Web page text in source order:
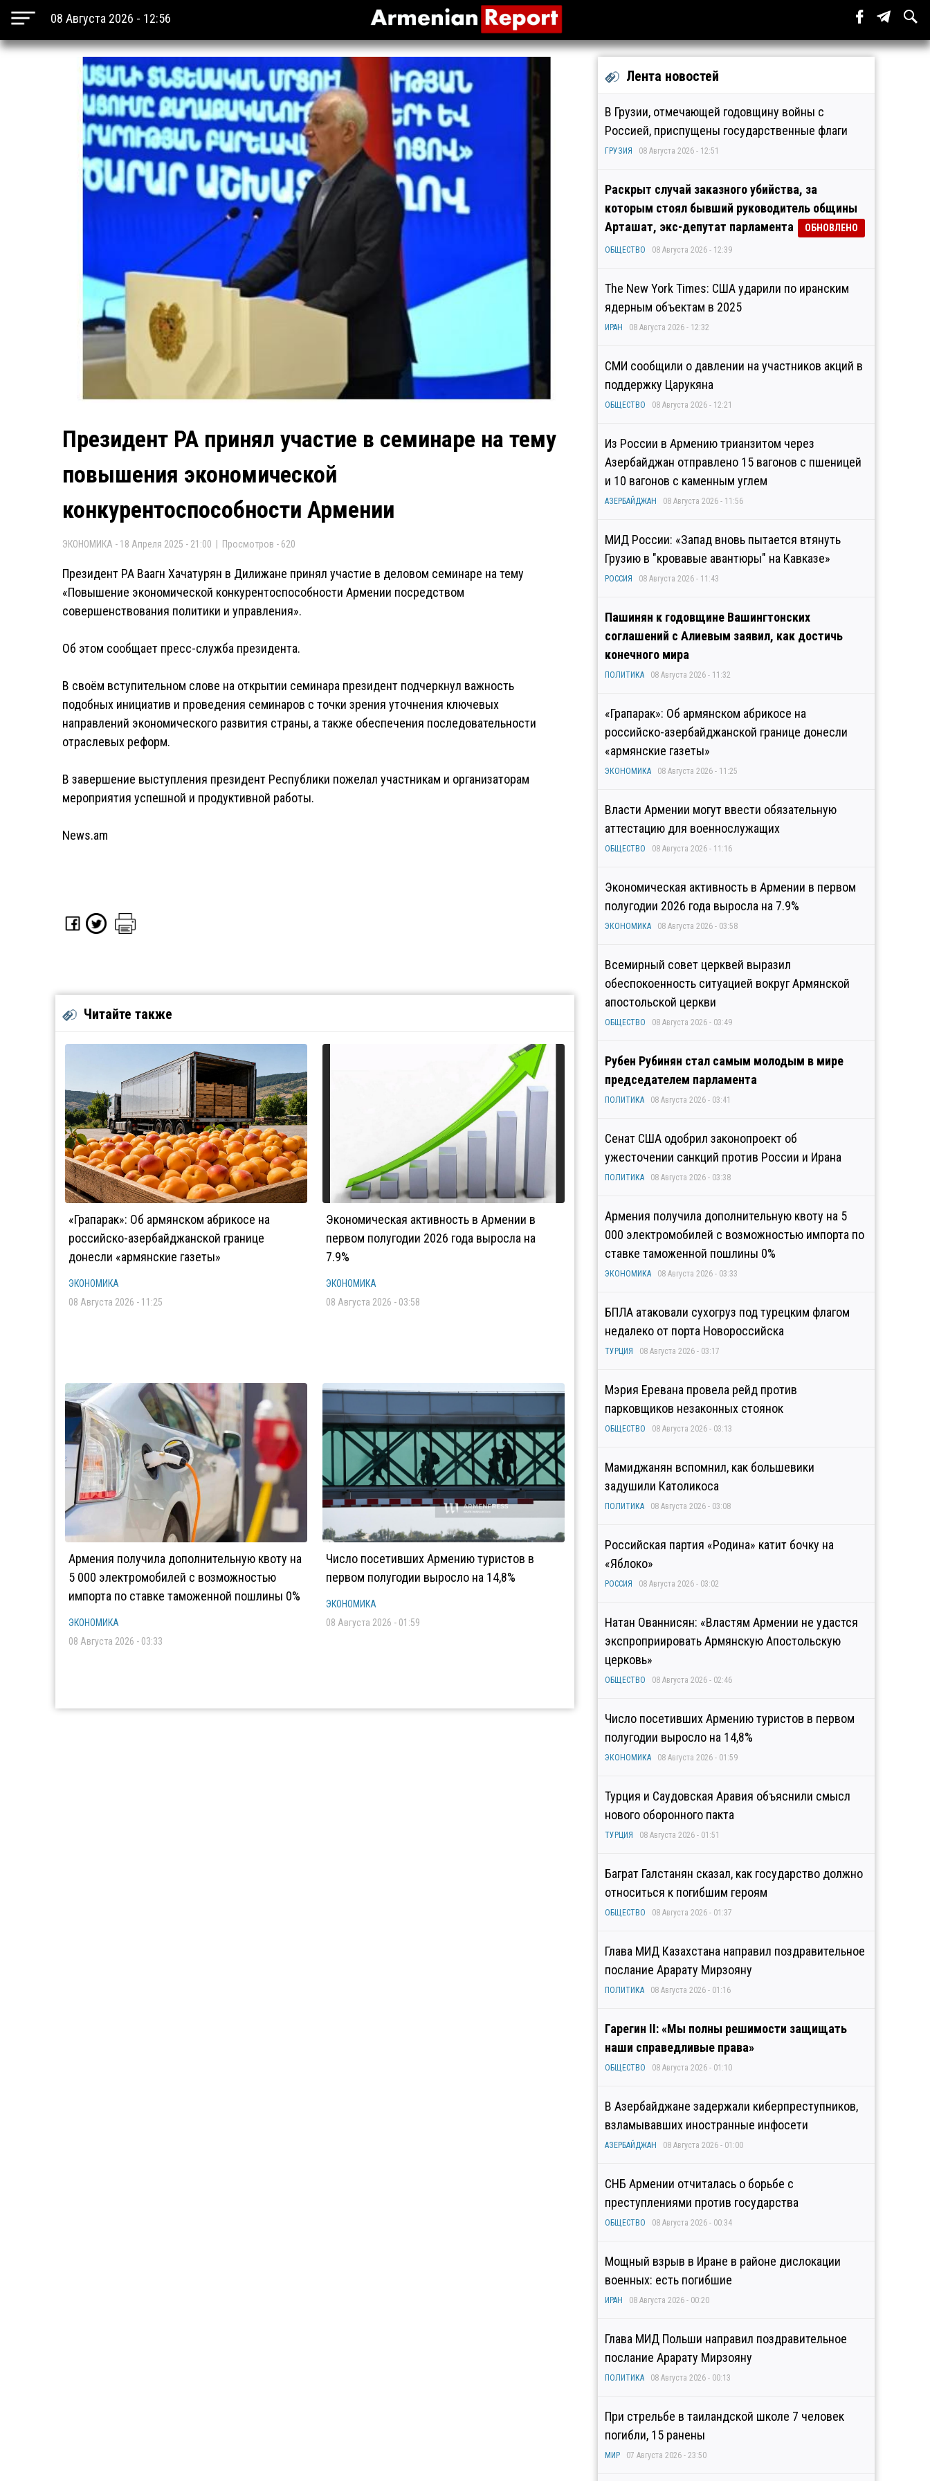
08 Августа 2026 - 12:56
Президент РА принял участие в семинаре на тему
повышения экономической
конкурентоспособности Армении
ЭКОНОМИКА - 18 Апреля 2025 - 21:00 | Просмотров - 620
Президент РА Ваагн Хачатурян в Дилижане принял участие в деловом семинаре на тему
«Повышение экономической конкурентоспособности Армении посредством
совершенствования политики и управления».
Об этом сообщает пресс-служба президента.
В своём вступительном слове на открытии семинара президент подчеркнул важность
подобных инициатив и проведения семинаров с точки зрения уточнения ключевых
направлений экономического развития страны, а также обеспечения последовательности
отраслевых реформ.
В завершение выступления президент Республики пожелал участникам и организаторам
мероприятия успешной и продуктивной работы.
News.am
Читайте также
«Грапарак»: Об армянском абрикосе на
российско-азербайджанской границе
донесли «армянские газеты»
ЭКОНОМИКА
08 Августа 2026 - 11:25
Экономическая активность в Армении в
первом полугодии 2026 года выросла на
7.9%
ЭКОНОМИКА
08 Августа 2026 - 03:58
Армения получила дополнительную квоту на
5 000 электромобилей с возможностью
импорта по ставке таможенной пошлины 0%
ЭКОНОМИКА
08 Августа 2026 - 03:33
Число посетивших Армению туристов в
первом полугодии выросло на 14,8%
ЭКОНОМИКА
08 Августа 2026 - 01:59
Лента новостей
В Грузии, отмечающей годовщину войны с
Россией, приспущены государственные флаги
ГРУЗИЯ 08 Августа 2026 - 12:51
Раскрыт случай заказного убийства, за
которым стоял бывший руководитель общины
Арташат, экс-депутат парламента
ОБНОВЛЕНО
ОБЩЕСТВО 08 Августа 2026 - 12:39
The New York Times: США ударили по иранским
ядерным объектам в 2025
ИРАН 08 Августа 2026 - 12:32
СМИ сообщили о давлении на участников акций в
поддержку Царукяна
ОБЩЕСТВО 08 Августа 2026 - 12:21
Из России в Армению трианзитом через
Азербайджан отправлено 15 вагонов с пшеницей
и 10 вагонов с каменным углем
АЗЕРБАЙДЖАН 08 Августа 2026 - 11:56
МИД России: «Запад вновь пытается втянуть
Грузию в "кровавые авантюры" на Кавказе»
РОССИЯ 08 Августа 2026 - 11:43
Пашинян к годовщине Вашингтонских
соглашений с Алиевым заявил, как достичь
конечного мира
ПОЛИТИКА 08 Августа 2026 - 11:32
«Грапарак»: Об армянском абрикосе на
российско-азербайджанской границе донесли
«армянские газеты»
ЭКОНОМИКА 08 Августа 2026 - 11:25
Власти Армении могут ввести обязательную
аттестацию для военнослужащих
ОБЩЕСТВО 08 Августа 2026 - 11:16
Экономическая активность в Армении в первом
полугодии 2026 года выросла на 7.9%
ЭКОНОМИКА 08 Августа 2026 - 03:58
Всемирный совет церквей выразил
обеспокоенность ситуацией вокруг Армянской
апостольской церкви
ОБЩЕСТВО 08 Августа 2026 - 03:49
Рубен Рубинян стал самым молодым в мире
председателем парламента
ПОЛИТИКА 08 Августа 2026 - 03:41
Сенат США одобрил законопроект об
ужесточении санкций против России и Ирана
ПОЛИТИКА 08 Августа 2026 - 03:38
Армения получила дополнительную квоту на 5
000 электромобилей с возможностью импорта по
ставке таможенной пошлины 0%
ЭКОНОМИКА 08 Августа 2026 - 03:33
БПЛА атаковали сухогруз под турецким флагом
недалеко от порта Новороссийска
ТУРЦИЯ 08 Августа 2026 - 03:17
Мэрия Еревана провела рейд против
парковщиков незаконных стоянок
ОБЩЕСТВО 08 Августа 2026 - 03:13
Мамиджанян вспомнил, как большевики
задушили Католикоса
ПОЛИТИКА 08 Августа 2026 - 03:08
Российская партия «Родина» катит бочку на
«Яблоко»
РОССИЯ 08 Августа 2026 - 03:02
Натан Ованнисян: «Властям Армении не удастся
экспроприировать Армянскую Апостольскую
церковь»
ОБЩЕСТВО 08 Августа 2026 - 02:46
Число посетивших Армению туристов в первом
полугодии выросло на 14,8%
ЭКОНОМИКА 08 Августа 2026 - 01:59
Турция и Саудовская Аравия объяснили смысл
нового оборонного пакта
ТУРЦИЯ 08 Августа 2026 - 01:51
Баграт Галстанян сказал, как государство должно
относиться к погибшим героям
ОБЩЕСТВО 08 Августа 2026 - 01:37
Глава МИД Казахстана направил поздравительное
послание Арарату Мирзояну
ПОЛИТИКА 08 Августа 2026 - 01:16
Гарегин II: «Мы полны решимости защищать
наши справедливые права»
ОБЩЕСТВО 08 Августа 2026 - 01:10
В Азербайджане задержали киберпреступников,
взламывавших иностранные инфосети
АЗЕРБАЙДЖАН 08 Августа 2026 - 01:00
СНБ Армении отчиталась о борьбе с
преступлениями против государства
ОБЩЕСТВО 08 Августа 2026 - 00:34
Мощный взрыв в Иране в районе дислокации
военных: есть погибшие
ИРАН 08 Августа 2026 - 00:20
Глава МИД Польши направил поздравительное
послание Арарату Мирзояну
ПОЛИТИКА 08 Августа 2026 - 00:13
При стрельбе в таиландской школе 7 человек
погибли, 15 ранены
МИР 07 Августа 2026 - 23:50